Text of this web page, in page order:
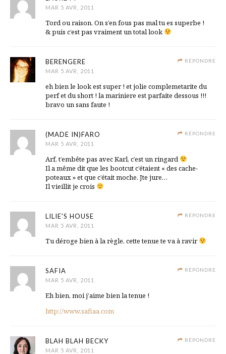
MAR 5 AVR, 2011
Tord ou raison. On s’en fous pas mal tu es superbe !
& puis c’est pas vraiment un total look
RÉPONDRE
BERENGERE
MAR 5 AVR, 2011
eh bien le look est super ! et jolie complemetarite du
perf et du short ! la mariniere est parfaite dessous !!!
bravo un sans faute !
RÉPONDRE
(MADE IN)FARO
MAR 5 AVR, 2011
Arf, t’embête pas avec Karl, c’est un ringard
Il a même dit que les bootcut c’étaient « des cache-
poteaux » et que c’était moche. Jte jure…
Il vieillit je crois
RÉPONDRE
LILIE'S HOUSE
MAR 5 AVR, 2011
Tu déroge bien à la règle, cette tenue te va à ravir
RÉPONDRE
SAFIA
MAR 5 AVR, 2011
Eh bien, moi j’aime bien la tenue !
http://www.safiaa.com
RÉPONDRE
BLAH BLAH BECKY
MAR 5 AVR, 2011